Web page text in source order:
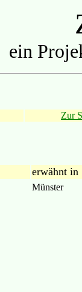
ein
Zur
erwähnt in
Münster